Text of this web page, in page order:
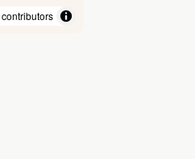
contributors